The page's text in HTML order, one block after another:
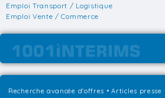
Emploi Transport / Logistique
Emploi Vente / Commerce
Recherche avancée d'offres •Articles presse